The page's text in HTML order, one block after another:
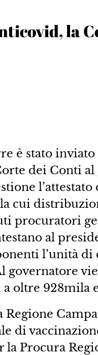
la
è stato
dei Conti
cui
procuratori
al
l’unità di
oltre 928mila
Regione
di
la Procura